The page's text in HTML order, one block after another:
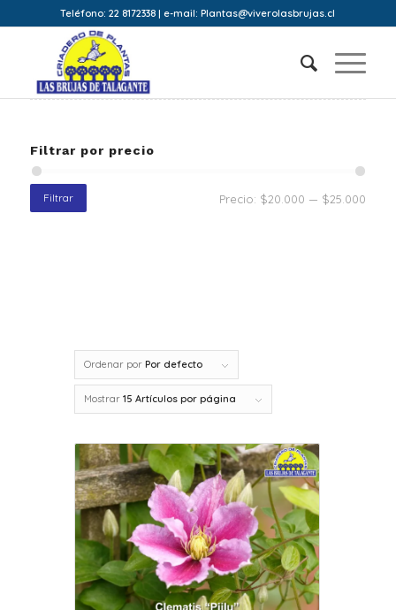
Teléfono: 22 8172338 | e-mail: Plantas@viverolasbrujas.cl
Ordenar por Por defecto
Mostrar 15 Artículos por página
Filtrar por precio
Filtrar Precio: $20.000 — $25.000